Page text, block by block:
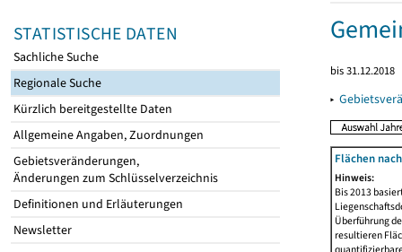
STATISTISCHE DATEN
Sachliche Suche
Regionale Suche
Kürzlich bereitgestellte Daten
Allgemeine Angaben, Zuordnungen
Gebietsveränderungen,
Änderungen zum Schlüsselverzeichnis
Definitionen und Erläuterungen
Newsletter
bis 31.12.2018
▸
Flächen
Hinweis:
Bis 2013
Überführung
resultieren